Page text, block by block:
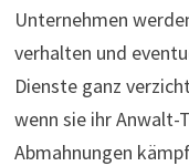
Unternehmen
verhalten und
Dienste ganz
wenn sie ihr Anwalt-
Abmahnungen